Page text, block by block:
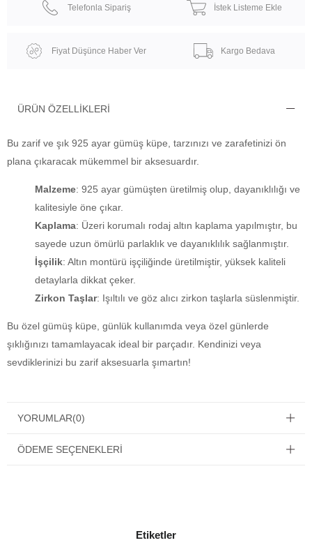
Telefonla Sipariş İstek Listeme Ekle
Fiyat Düşünce Haber Ver Kargo Bedava
ÜRÜN ÖZELLIKLERI
Bu zarif ve şık 925 ayar gümüş küpe, tarzınızı ve zarafetinizi ön
plana çıkaracak mükemmel bir aksesuardır.
Malzeme: 925 ayar gümüşten üretilmiş olup, dayanıklılığı ve
kalitesiyle öne çıkar.
Kaplama: Üzeri korumalı rodaj altın kaplama yapılmıştır, bu
sayede uzun ömürlü parlaklık ve dayanıklılık sağlanmıştır.
İşçilik: Altın montürü işçiliğinde üretilmiştir, yüksek kaliteli
detaylarla dikkat çeker.
Zirkon Taşlar: Işıltılı ve göz alıcı zirkon taşlarla süslenmiştir.
Bu özel gümüş küpe, günlük kullanımda veya özel günlerde
şıklığınızı tamamlayacak ideal bir parçadır. Kendinizi veya
sevdiklerinizi bu zarif aksesuarla şımartın!
YORUMLAR(0)
ÖDEME SEÇENEKLERI
Etiketler